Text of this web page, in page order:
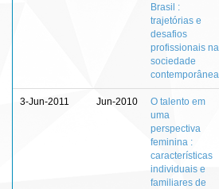
Brasil :
trajetórias e
desafios
profissionais na
sociedade
contemporânea
3-Jun-2011 Jun-2010
O talento em
uma
perspectiva
feminina :
características
individuais e
familiares de